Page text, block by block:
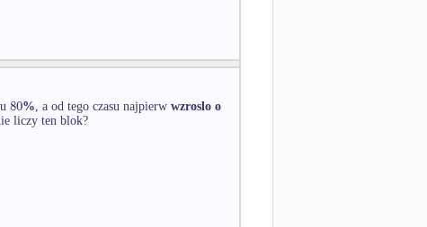
80%, a od tego czasu najpierw wzroslo o
liczy ten blok?